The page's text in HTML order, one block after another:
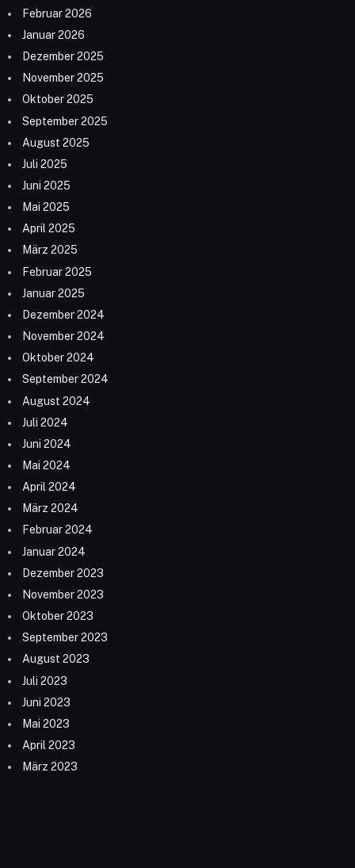
Februar 2026
Januar 2026
Dezember 2025
November 2025
Oktober 2025
September 2025
August 2025
Juli 2025
Juni 2025
Mai 2025
April 2025
März 2025
Februar 2025
Januar 2025
Dezember 2024
November 2024
Oktober 2024
September 2024
August 2024
Juli 2024
Juni 2024
Mai 2024
April 2024
März 2024
Februar 2024
Januar 2024
Dezember 2023
November 2023
Oktober 2023
September 2023
August 2023
Juli 2023
Juni 2023
Mai 2023
April 2023
März 2023